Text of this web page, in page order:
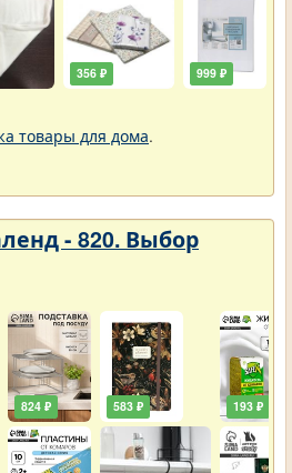
356 ₽ 999 ₽
товары для дома.
- 820. Выбор
824 ₽ 583 ₽ 193 ₽